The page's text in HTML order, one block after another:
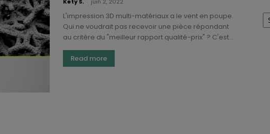
L'impression 3D multi-matériaux a le vent en poupe.
Qui ne voudrait pas recevoir une pièce répondant
au critère du "meilleur rapport qualité-prix" ? C'est...
Read more